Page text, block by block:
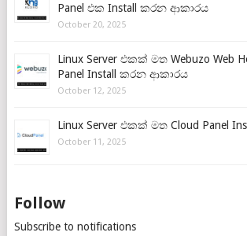
Panel එක Install කරන ආකාරය
October 20, 2025
Linux Server එකක් මත Webuzo Web
Panel Install කරන ආකාරය
October 12, 2025
Linux Server එකක් මත Cloud Panel
October 11, 2025
Follow
Subscribe to notifications